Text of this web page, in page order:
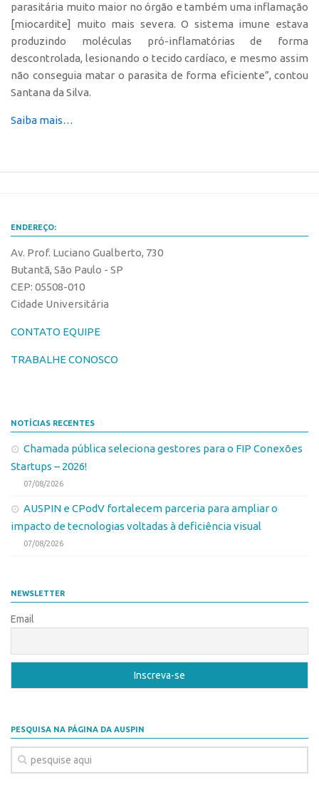
Parcerias PD&I
PIPE/FAPESP
SPRINT
Exceções
Inteligência Competitiva
Showroom de Tecnologias
Empreendedorismo
Jornada Empreendedora
Bolsas
Entidades
Pesquisa
EMBRAPIIs
CEPIX
CPEs
PRPI/USP
Bússola da Inovação
Agenda AUSPIN
Fala Inovação (Webinar)
SciBiz
parasitária muito maior no órgão e também uma inflamação
[miocardite] muito mais severa. O sistema imune estava
produzindo moléculas pró-inflamatórias de forma
descontrolada, lesionando o tecido cardíaco, e mesmo assim
não conseguia matar o parasita de forma eficiente”, contou
Santana da Silva.
Saiba mais…
ENDEREÇO:
Av. Prof. Luciano Gualberto, 730
Butantã, São Paulo - SP
CEP: 05508-010
Cidade Universitária
CONTATO EQUIPE
TRABALHE CONOSCO
NOTÍCIAS RECENTES
Chamada pública seleciona gestores para o FIP Conexões
Startups – 2026!
07/08/2026
AUSPIN e CPodV fortalecem parceria para ampliar o
impacto de tecnologias voltadas à deficiência visual
07/08/2026
NEWSLETTER
Email
PESQUISA NA PÁGINA DA AUSPIN